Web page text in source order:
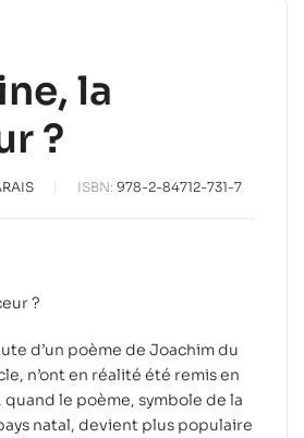
la
?
ISBN: 978-2-84712-731-7
?
d’un poème de Joachim du
n’ont en réalité été remis en
quand le poème, symbole de la
natal, devient plus populaire